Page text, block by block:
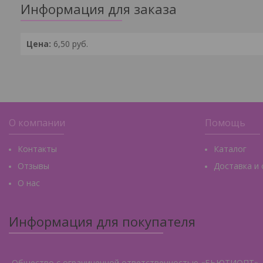
Информация для заказа
Цена: 6,50 руб.
О компании
Контакты
Отзывы
О нас
Помощь
Каталог
Доставка и
Информация для покупателя